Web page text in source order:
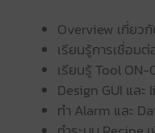
Overview เกี่ยว
เรียนรู้การเชื่อมต่
เรียนรู้ Tool
Design GUI และ
ทำ Alarm และ